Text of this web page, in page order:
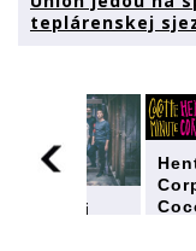
teplárenskej
Hentai